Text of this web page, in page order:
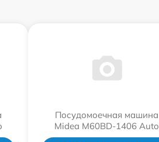
Посудомоечная машина
Midea M60BD-1406 Auto